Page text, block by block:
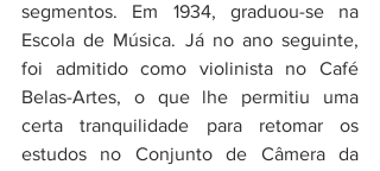
segmentos. Em 1934, graduou-se na
Escola de Música. Já no ano seguinte,
foi admitido como violinista no Café
Belas-Artes, o que lhe permitiu uma
certa tranquilidade para retomar os
estudos no Conjunto de Câmera da